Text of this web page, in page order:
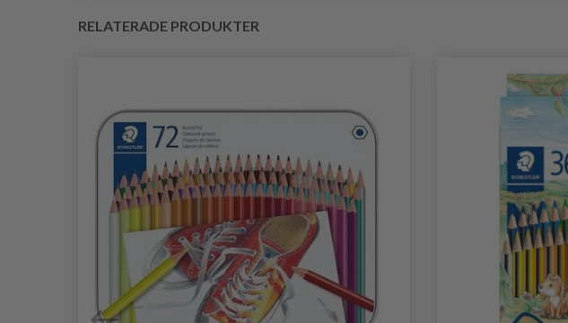
RELATERADE PRODUKTER